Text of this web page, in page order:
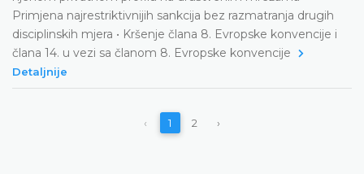
Primjena najrestriktivnijih sankcija bez razmatranja drugih
disciplinskih mjera • Kršenje člana 8. Evropske konvencije i
člana 14. u vezi sa članom 8. Evropske konvencije
Detaljnije
‹ 1 2 ›